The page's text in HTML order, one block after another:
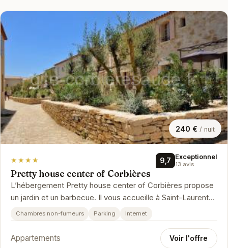
240 € / nuit
★★★★ 9,7 Exceptionnel
13 avis
Pretty house center of Corbières
L’hébergement Pretty house center of Corbières propose
un jardin et un barbecue. Il vous accueille à Saint-Laurent-
de-la-Cabreriss…
Chambres non-fumeurs Parking Internet
Appartements Voir l'offre